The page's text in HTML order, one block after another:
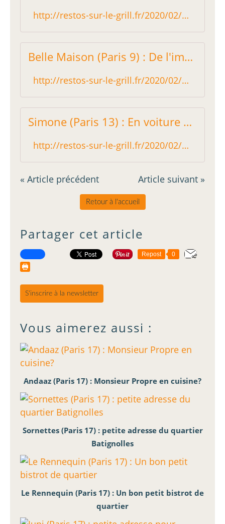
http://restos-sur-le-grill.fr/2020/02/polissons-paris-18-bistrot-ehontement-bon.html
Belle Maison (Paris 9) : De l'importance d'être constant - Restos sur le Grill - Blog critique des restaurants de Paris indépendant !
http://restos-sur-le-grill.fr/2020/02/belle-maison-paris-9-de-l-importance-d-etre-constant.html
Simone (Paris 13) : En voiture pour le bonheur ! - Restos sur le Grill - Blog critique des restaurants de Paris indépendant !
http://restos-sur-le-grill.fr/2020/02/simone-paris-13-en-voiture-pour-la-gourmandise.html
« Article précédent Article suivant »
Retour à l'accueil
Partager cet article
Repost 0
S'inscrire à la newsletter
Vous aimerez aussi :
Andaaz (Paris 17) : Monsieur Propre en cuisine?
Sornettes (Paris 17) : petite adresse du quartier
Batignolles
Le Rennequin (Paris 17) : Un bon petit bistrot de
quartier